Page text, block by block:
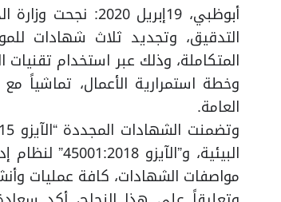
أبوظبي، 19إبريل
التدقيق، وتجديد ثلاث شهادات
المتكاملة، وذلك عبر استخدام
وخطة استمرارية الأعمال، تماشياً مع
العامة.
البيئية،
مواصفات الشهادات، كافة عمليات